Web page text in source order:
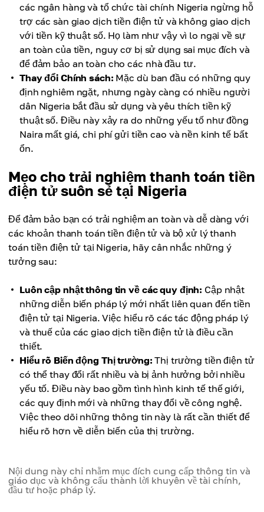
các ngân hàng và tổ chức tài chính Nigeria ngừng hỗ
trợ các sàn giao dịch tiền điện tử và không giao dịch
với tiền kỹ thuật số. Họ làm như vậy vì lo ngại về sự
an toàn của tiền, nguy cơ bị sử dụng sai mục đích và
để đảm bảo an toàn cho các nhà đầu tư.
Thay đổi Chính sách: Mặc dù ban đầu có những quy
định nghiêm ngặt, nhưng ngày càng có nhiều người
dân Nigeria bắt đầu sử dụng và yêu thích tiền kỹ
thuật số. Điều này xảy ra do những yếu tố như đồng
Naira mất giá, chi phí gửi tiền cao và nền kinh tế bất
ổn.
Mẹo cho trải nghiệm thanh toán tiền
điện tử suôn sẻ tại Nigeria
Để đảm bảo bạn có trải nghiệm an toàn và dễ dàng với
các khoản thanh toán tiền điện tử và bộ xử lý thanh
toán tiền điện tử tại Nigeria, hãy cân nhắc những ý
tưởng sau:
Luôn cập nhật thông tin về các quy định: Cập nhật
những diễn biến pháp lý mới nhất liên quan đến tiền
điện tử tại Nigeria. Việc hiểu rõ các tác động pháp lý
và thuế của các giao dịch tiền điện tử là điều cần
thiết.
Hiểu rõ Biến động Thị trường: Thị trường tiền điện tử
có thể thay đổi rất nhiều và bị ảnh hưởng bởi nhiều
yếu tố. Điều này bao gồm tình hình kinh tế thế giới,
các quy định mới và những thay đổi về công nghệ.
Việc theo dõi những thông tin này là rất cần thiết để
hiểu rõ hơn về diễn biến của thị trường.
Nội dung này chỉ nhằm mục đích cung cấp thông tin và
giáo dục và không cấu thành lời khuyên về tài chính,
đầu tư hoặc pháp lý.